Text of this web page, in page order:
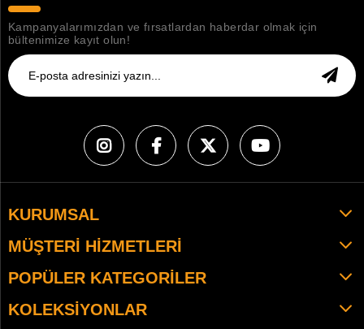
Kampanyalarımızdan ve fırsatlardan haberdar olmak için
bültenimize kayıt olun!
KURUMSAL
MÜŞTERI HIZMETLERI
POPÜLER KATEGORILER
KOLEKSIYONLAR